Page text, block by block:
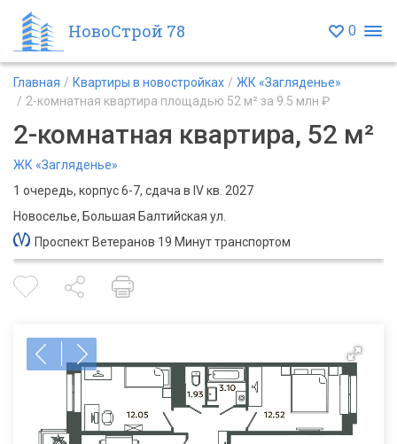
НовоСтрой 78 0
Главная Квартиры в новостройках
ЖК «Загляденье»
2-комнатная квартира площадью 52 м² за 9.5 млн ₽
2-комнатная квартира, 52 м²
ЖК «Загляденье»
1 очередь, корпус 6-7, сдача в IV кв. 2027
Новоселье, Большая Балтийская ул.
Проспект Ветеранов 19 Минут транспортом